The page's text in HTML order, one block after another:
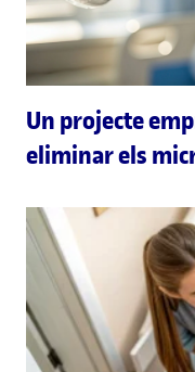
Un projecte
eliminar els